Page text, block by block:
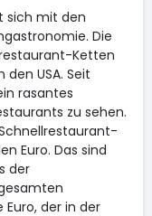
sich mit den
Die
Ketten
USA. Seit
rasantes
zu sehen.
Euro. Das sind
der
der in der